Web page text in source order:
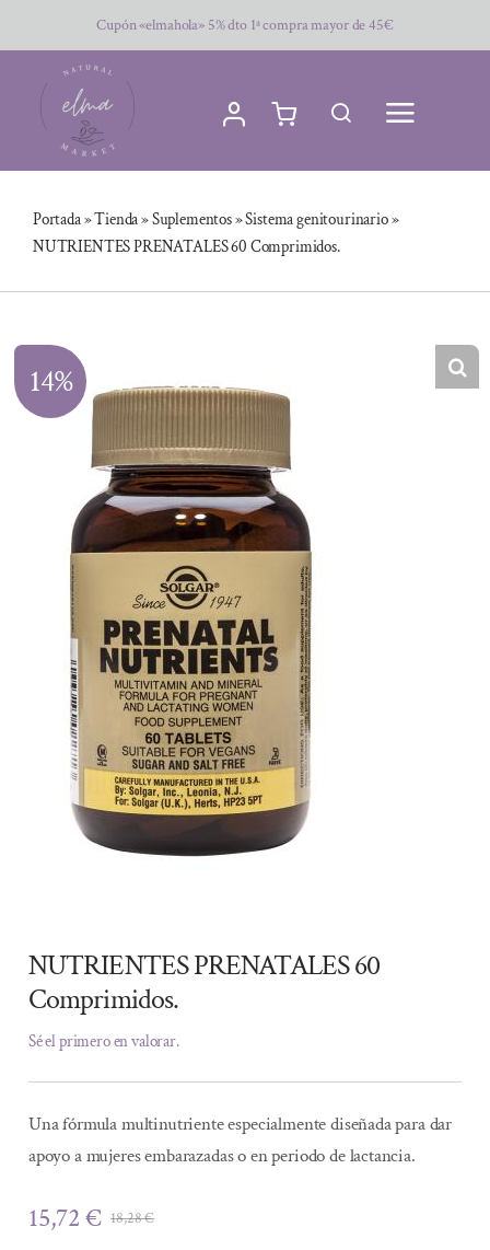
al
contenido
Cupón «elmahola» 5% dto 1ª compra mayor de 45€
Portada»Tienda»Suplementos»Sistema genitourinario»
NUTRIENTES PRENATALES 60 Comprimidos.
14%
NUTRIENTES PRENATALES 60
Comprimidos.
Sé el primero en valorar.
Una fórmula multinutriente especialmente diseñada para dar
apoyo a mujeres embarazadas o en periodo de lactancia.
18,28€El
15,72€
El